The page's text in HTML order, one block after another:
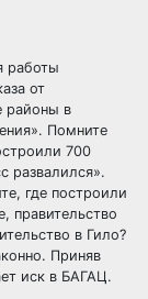
работы
от
районы в
Помните
700
развалился».
где построили
правительство
в Гило?
Приняв
иск в БАГАЦ.